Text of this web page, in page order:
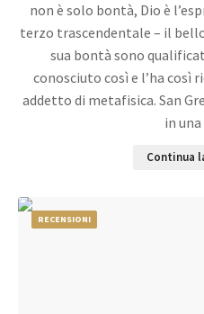
non è solo bontà, Dio è
terzo trascendentale – il
sua bontà sono
conosciuto così e l’ha così
addetto di metafisica. San
in
Continua
RECENSIONI